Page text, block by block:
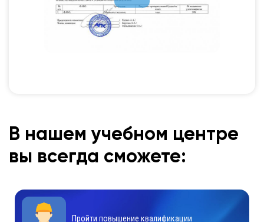
В нашем учебном центре
вы всегда сможете:
Пройти повышение квалификации